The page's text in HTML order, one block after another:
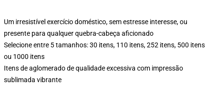
Um irresistível exercício doméstico, sem estresse interesse, ou
presente para qualquer quebra-cabeça aficionado
Selecione entre 5 tamanhos: 30 itens, 110 itens, 252 itens, 500 itens
ou 1000 itens
Itens de aglomerado de qualidade excessiva com impressão
sublimada vibrante